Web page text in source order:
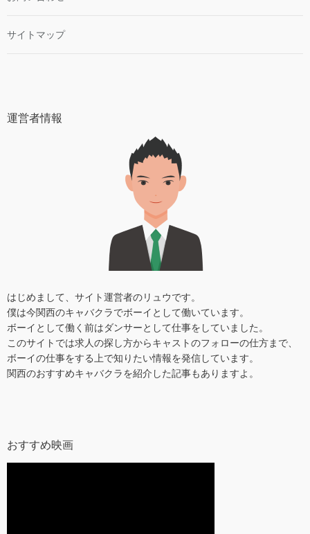
サイトマップ
運営者情報
はじめまして、サイト運営者のリュウです。
僕は今関西のキャバクラでボーイとして働いています。
ボーイとして働く前はダンサーとして仕事をしていました。
このサイトでは求人の探し方からキャストのフォローの仕方まで、
ボーイの仕事をする上で知りたい情報を発信しています。
関西のおすすめキャバクラを紹介した記事もありますよ。
おすすめ映画